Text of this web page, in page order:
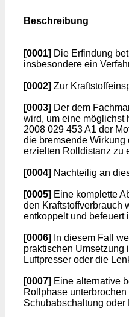
Beschreibung
[0001] Die Erfindung
insbesondere ein
[0002] Zur
[0003] Der dem
wird, um eine möglichst
2008 029 453 A1 der
die bremsende
erzielten Rolldistanz zu
[0004] Nachteilig an
[0005] Eine komplette
den Kraftstoffverbrauch
entkoppelt und befeuert
[0006]
In diesem Fall
praktischen Umsetzung
Luftpresser oder die
[0007] Eine alternative
Rollphase
Schubabschaltung oder